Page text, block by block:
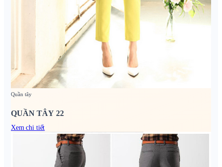
Quần tây
QUẦN TÂY 22
Xem chi tiết